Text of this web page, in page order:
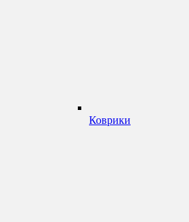
Коврики